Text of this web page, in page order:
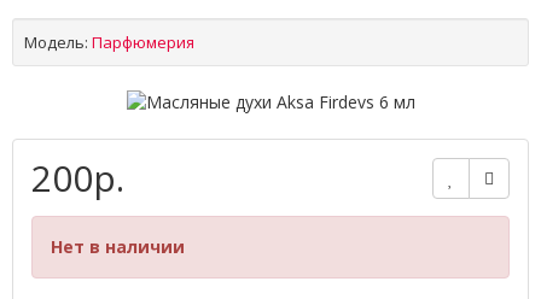
Модель: Парфюмерия
200р.
Нет в наличии